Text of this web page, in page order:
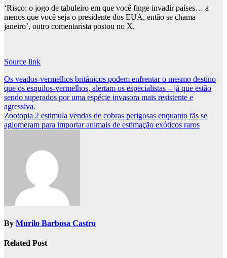
‘Risco: o jogo de tabuleiro em que você finge invadir países… a
menos que você seja o presidente dos EUA, então se chama
janeiro’, outro comentarista postou no X.
Source link
Post
navigation
Os veados-vermelhos britânicos podem enfrentar o mesmo destino
que os esquilos-vermelhos, alertam os especialistas – já que estão
sendo superados por uma espécie invasora mais resistente e
agressiva.
Zootopia 2 estimula vendas de cobras perigosas enquanto fãs se
aglomeram para importar animais de estimação exóticos raros
By Murilo Barbosa Castro
Related Post